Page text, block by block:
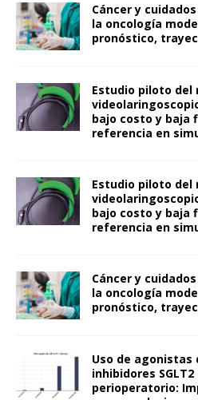
Cáncer y
la oncología
pronóstico,
Estudio piloto del
bajo costo y baja
referencia en
Estudio piloto del
bajo costo y baja
referencia en
Cáncer y
la oncología
pronóstico,
Uso de agonistas
inhibidores
perioperatorio: